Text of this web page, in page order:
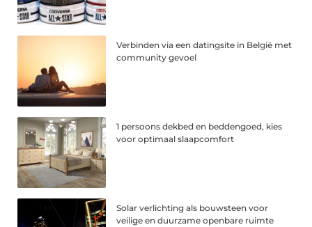
Verbinden via een datingsite in België met
community gevoel
1 persoons dekbed en beddengoed, kies
voor optimaal slaapcomfort
Solar verlichting als bouwsteen voor
veilige en duurzame openbare ruimte